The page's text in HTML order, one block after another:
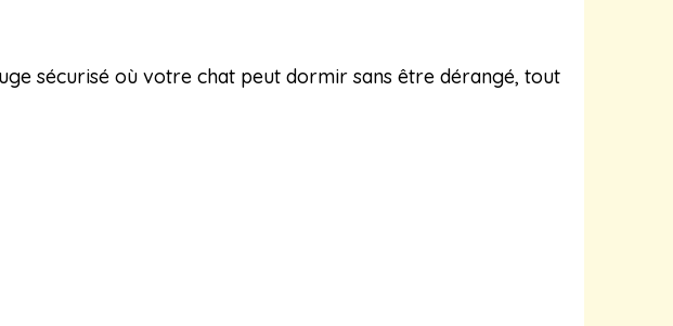
sécurisé où votre chat peut dormir sans être dérangé, tout